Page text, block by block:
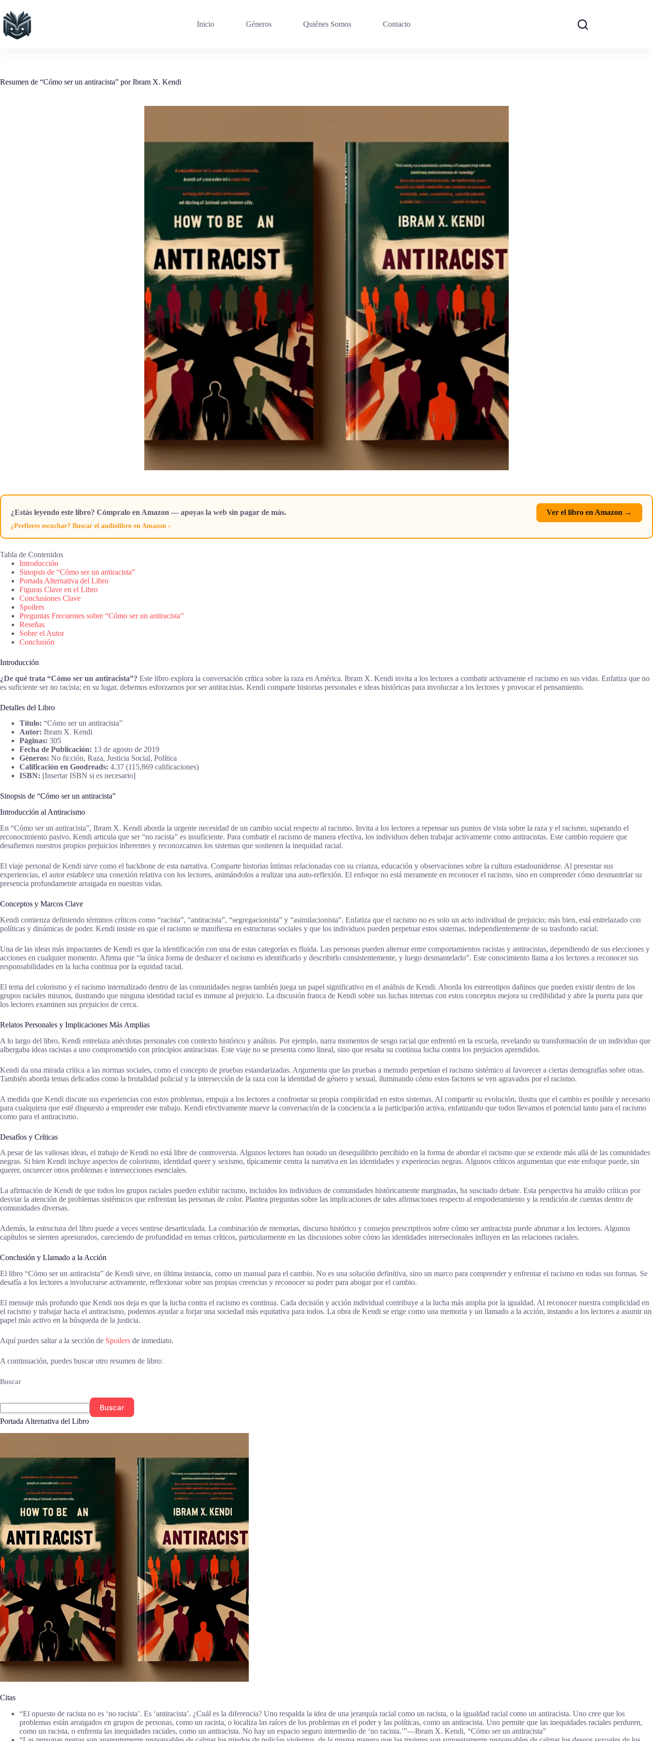
contenido
Inicio Géneros Quiénes Somos Contacto
Resumen de “Cómo ser un antiracista” por Ibram X. Kendi
¿Estás leyendo este libro? Cómpralo en Amazon — apoyas la web sin pagar de más. Ver el libro en Amazon →
¿Prefieres escuchar? Buscar el audiolibro en Amazon ›
Tabla de Contenidos
Introducción
Sinopsis de “Cómo ser un antiracista”
Portada Alternativa del Libro
Figuras Clave en el Libro
Conclusiones Clave
Spoilers
Preguntas Frecuentes sobre “Cómo ser un antiracista”
Reseñas
Sobre el Autor
Conclusión
Introducción
¿De qué trata “Cómo ser un antiracista”? Este libro explora la conversación crítica sobre la raza en América. Ibram X. Kendi invita a los lectores a combatir activamente el racismo en sus vidas. Enfatiza que no
es suficiente ser no racista; en su lugar, debemos esforzarnos por ser antiracistas. Kendi comparte historias personales e ideas históricas para involucrar a los lectores y provocar el pensamiento.
Detalles del Libro
Título: “Cómo ser un antiracista”
Autor: Ibram X. Kendi
Páginas: 305
Fecha de Publicación: 13 de agosto de 2019
Géneros: No ficción, Raza, Justicia Social, Política
Calificación en Goodreads: 4.37 (115,869 calificaciones)
ISBN: [Insertar ISBN si es necesario]
Sinopsis de “Cómo ser un antiracista”
Introducción al Antiracismo
En “Cómo ser un antiracista”, Ibram X. Kendi aborda la urgente necesidad de un cambio social respecto al racismo. Invita a los lectores a repensar sus puntos de vista sobre la raza y el racismo, superando el
reconocimiento pasivo. Kendi articula que ser “no racista” es insuficiente. Para combatir el racismo de manera efectiva, los individuos deben trabajar activamente como antiracistas. Este cambio requiere que
desafiemos nuestros propios prejuicios inherentes y reconozcamos los sistemas que sostienen la inequidad racial.
El viaje personal de Kendi sirve como el backbone de esta narrativa. Comparte historias íntimas relacionadas con su crianza, educación y observaciones sobre la cultura estadounidense. Al presentar sus
experiencias, el autor establece una conexión relativa con los lectores, animándolos a realizar una auto-reflexión. El enfoque no está meramente en reconocer el racismo, sino en comprender cómo desmantelar su
presencia profundamente arraigada en nuestras vidas.
Conceptos y Marcos Clave
Kendi comienza definiendo términos críticos como “racista”, “antiracista”, “segregacionista” y “asimilacionista”. Enfatiza que el racismo no es solo un acto individual de prejuicio; más bien, está entrelazado con
políticas y dinámicas de poder. Kendi insiste en que el racismo se manifiesta en estructuras sociales y que los individuos pueden perpetuar estos sistemas, independientemente de su trasfondo racial.
Una de las ideas más impactantes de Kendi es que la identificación con una de estas categorías es fluida. Las personas pueden alternar entre comportamientos racistas y antiracistas, dependiendo de sus elecciones y
acciones en cualquier momento. Afirma que “la única forma de deshacer el racismo es identificarlo y describirlo consistentemente, y luego desmantelarlo”. Este conocimiento llama a los lectores a reconocer sus
responsabilidades en la lucha continua por la equidad racial.
El tema del colorismo y el racismo internalizado dentro de las comunidades negras también juega un papel significativo en el análisis de Kendi. Aborda los estereotipos dañinos que pueden existir dentro de los
grupos raciales mismos, ilustrando que ninguna identidad racial es inmune al prejuicio. La discusión franca de Kendi sobre sus luchas internas con estos conceptos mejora su credibilidad y abre la puerta para que
los lectores examinen sus prejuicios de cerca.
Relatos Personales y Implicaciones Más Amplias
A lo largo del libro, Kendi entrelaza anécdotas personales con contexto histórico y análisis. Por ejemplo, narra momentos de sesgo racial que enfrentó en la escuela, revelando su transformación de un individuo que
albergaba ideas racistas a uno comprometido con principios antiracistas. Este viaje no se presenta como lineal, sino que resalta su continua lucha contra los prejuicios aprendidos.
Kendi da una mirada crítica a las normas sociales, como el concepto de pruebas estandarizadas. Argumenta que las pruebas a menudo perpetúan el racismo sistémico al favorecer a ciertas demografías sobre otras.
También aborda temas delicados como la brutalidad policial y la intersección de la raza con la identidad de género y sexual, iluminando cómo estos factores se ven agravados por el racismo.
A medida que Kendi discute sus experiencias con estos problemas, empuja a los lectores a confrontar su propia complicidad en estos sistemas. Al compartir su evolución, ilustra que el cambio es posible y necesario
para cualquiera que esté dispuesto a emprender este trabajo. Kendi efectivamente mueve la conversación de la conciencia a la participación activa, enfatizando que todos llevamos el potencial tanto para el racismo
como para el antiracismo.
Desafíos y Críticas
A pesar de las valiosas ideas, el trabajo de Kendi no está libre de controversia. Algunos lectores han notado un desequilibrio percibido en la forma de abordar el racismo que se extiende más allá de las comunidades
negras. Si bien Kendi incluye aspectos de colorismo, identidad queer y sexismo, típicamente centra la narrativa en las identidades y experiencias negras. Algunos críticos argumentan que este enfoque puede, sin
querer, oscurecer otros problemas e intersecciones esenciales.
La afirmación de Kendi de que todos los grupos raciales pueden exhibir racismo, incluidos los individuos de comunidades históricamente marginadas, ha suscitado debate. Esta perspectiva ha atraído críticas por
desviar la atención de problemas sistémicos que enfrentan las personas de color. Plantea preguntas sobre las implicaciones de tales afirmaciones respecto al empoderamiento y la rendición de cuentas dentro de
comunidades diversas.
Además, la estructura del libro puede a veces sentirse desarticulada. La combinación de memorias, discurso histórico y consejos prescriptivos sobre cómo ser antiracista puede abrumar a los lectores. Algunos
capítulos se sienten apresurados, careciendo de profundidad en temas críticos, particularmente en las discusiones sobre cómo las identidades intersecionales influyen en las relaciones raciales.
Conclusión y Llamado a la Acción
El libro “Cómo ser un antiracista” de Kendi sirve, en última instancia, como un manual para el cambio. No es una solución definitiva, sino un marco para comprender y enfrentar el racismo en todas sus formas. Se
desafía a los lectores a involucrarse activamente, reflexionar sobre sus propias creencias y reconocer su poder para abogar por el cambio.
El mensaje más profundo que Kendi nos deja es que la lucha contra el racismo es continua. Cada decisión y acción individual contribuye a la lucha más amplia por la igualdad. Al reconocer nuestra complicidad en
el racismo y trabajar hacia el antiracismo, podemos ayudar a forjar una sociedad más equitativa para todos. La obra de Kendi se erige como una memoria y un llamado a la acción, instando a los lectores a asumir un
papel más activo en la búsqueda de la justicia.
Aquí puedes saltar a la sección de Spoilers de inmediato.
A continuación, puedes buscar otro resumen de libro:
Buscar
Buscar
Portada Alternativa del Libro
Citas
“El opuesto de racista no es ‘no racista’. Es ‘antiracista’. ¿Cuál es la diferencia? Uno respalda la idea de una jerarquía racial como un racista, o la igualdad racial como un antiracista. Uno cree que los
problemas están arraigados en grupos de personas, como un racista, o localiza las raíces de los problemas en el poder y las políticas, como un antiracista. Uno permite que las inequidades raciales perduren,
como un racista, o enfrenta las inequidades raciales, como un antiracista. No hay un espacio seguro intermedio de ‘no racista.’”―Ibram X. Kendi, “Cómo ser un antiracista”